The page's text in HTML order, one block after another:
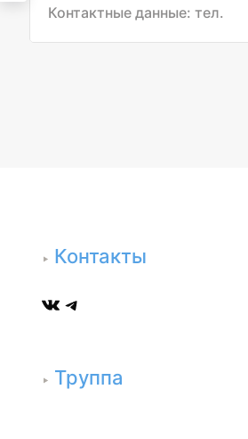
Контактные данные: тел.
Контакты
ВКонтакте
Telegram
Труппа